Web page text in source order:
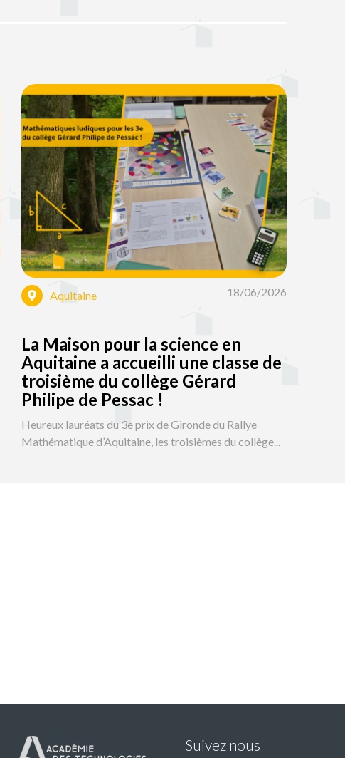
Aquitaine 18/06/2026
La Maison pour la science en
Aquitaine a accueilli une classe de
troisième du collège Gérard
Philipe de Pessac !
Heureux lauréats du 3e prix de Gironde du Rallye
Mathématique d’Aquitaine, les troisièmes du collège...
Suivez nous